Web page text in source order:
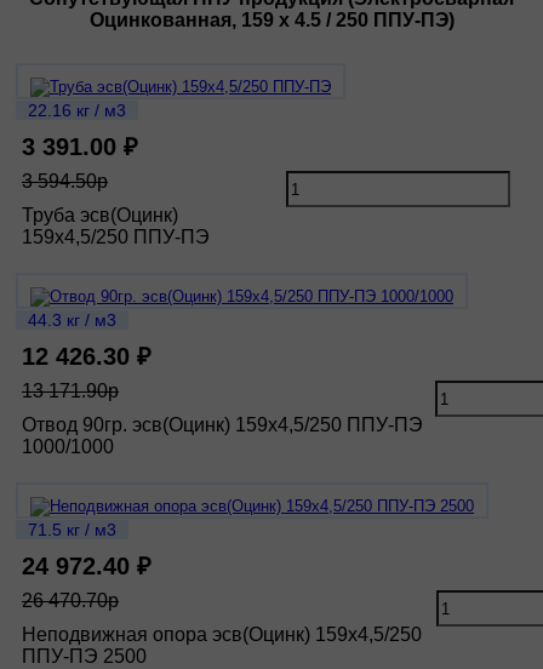
Оцинкованная, 159 х 4.5 / 250 ППУ-ПЭ)
22.16 кг / м3
3 391.00 ₽
3 594.50р
Труба эсв(Оцинк)
159х4,5/250 ППУ-ПЭ
44.3 кг / м3
12 426.30 ₽
13 171.90р
Отвод 90гр. эсв(Оцинк) 159х4,5/250 ППУ-ПЭ
1000/1000
71.5 кг / м3
24 972.40 ₽
26 470.70р
Неподвижная опора эсв(Оцинк) 159х4,5/250
ППУ-ПЭ 2500